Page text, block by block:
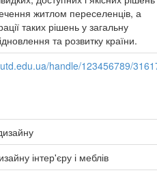
житлом переселенців, а
таких рішень у загальну
та розвитку країни.
handle/123456789/
інтер'єру і меблів